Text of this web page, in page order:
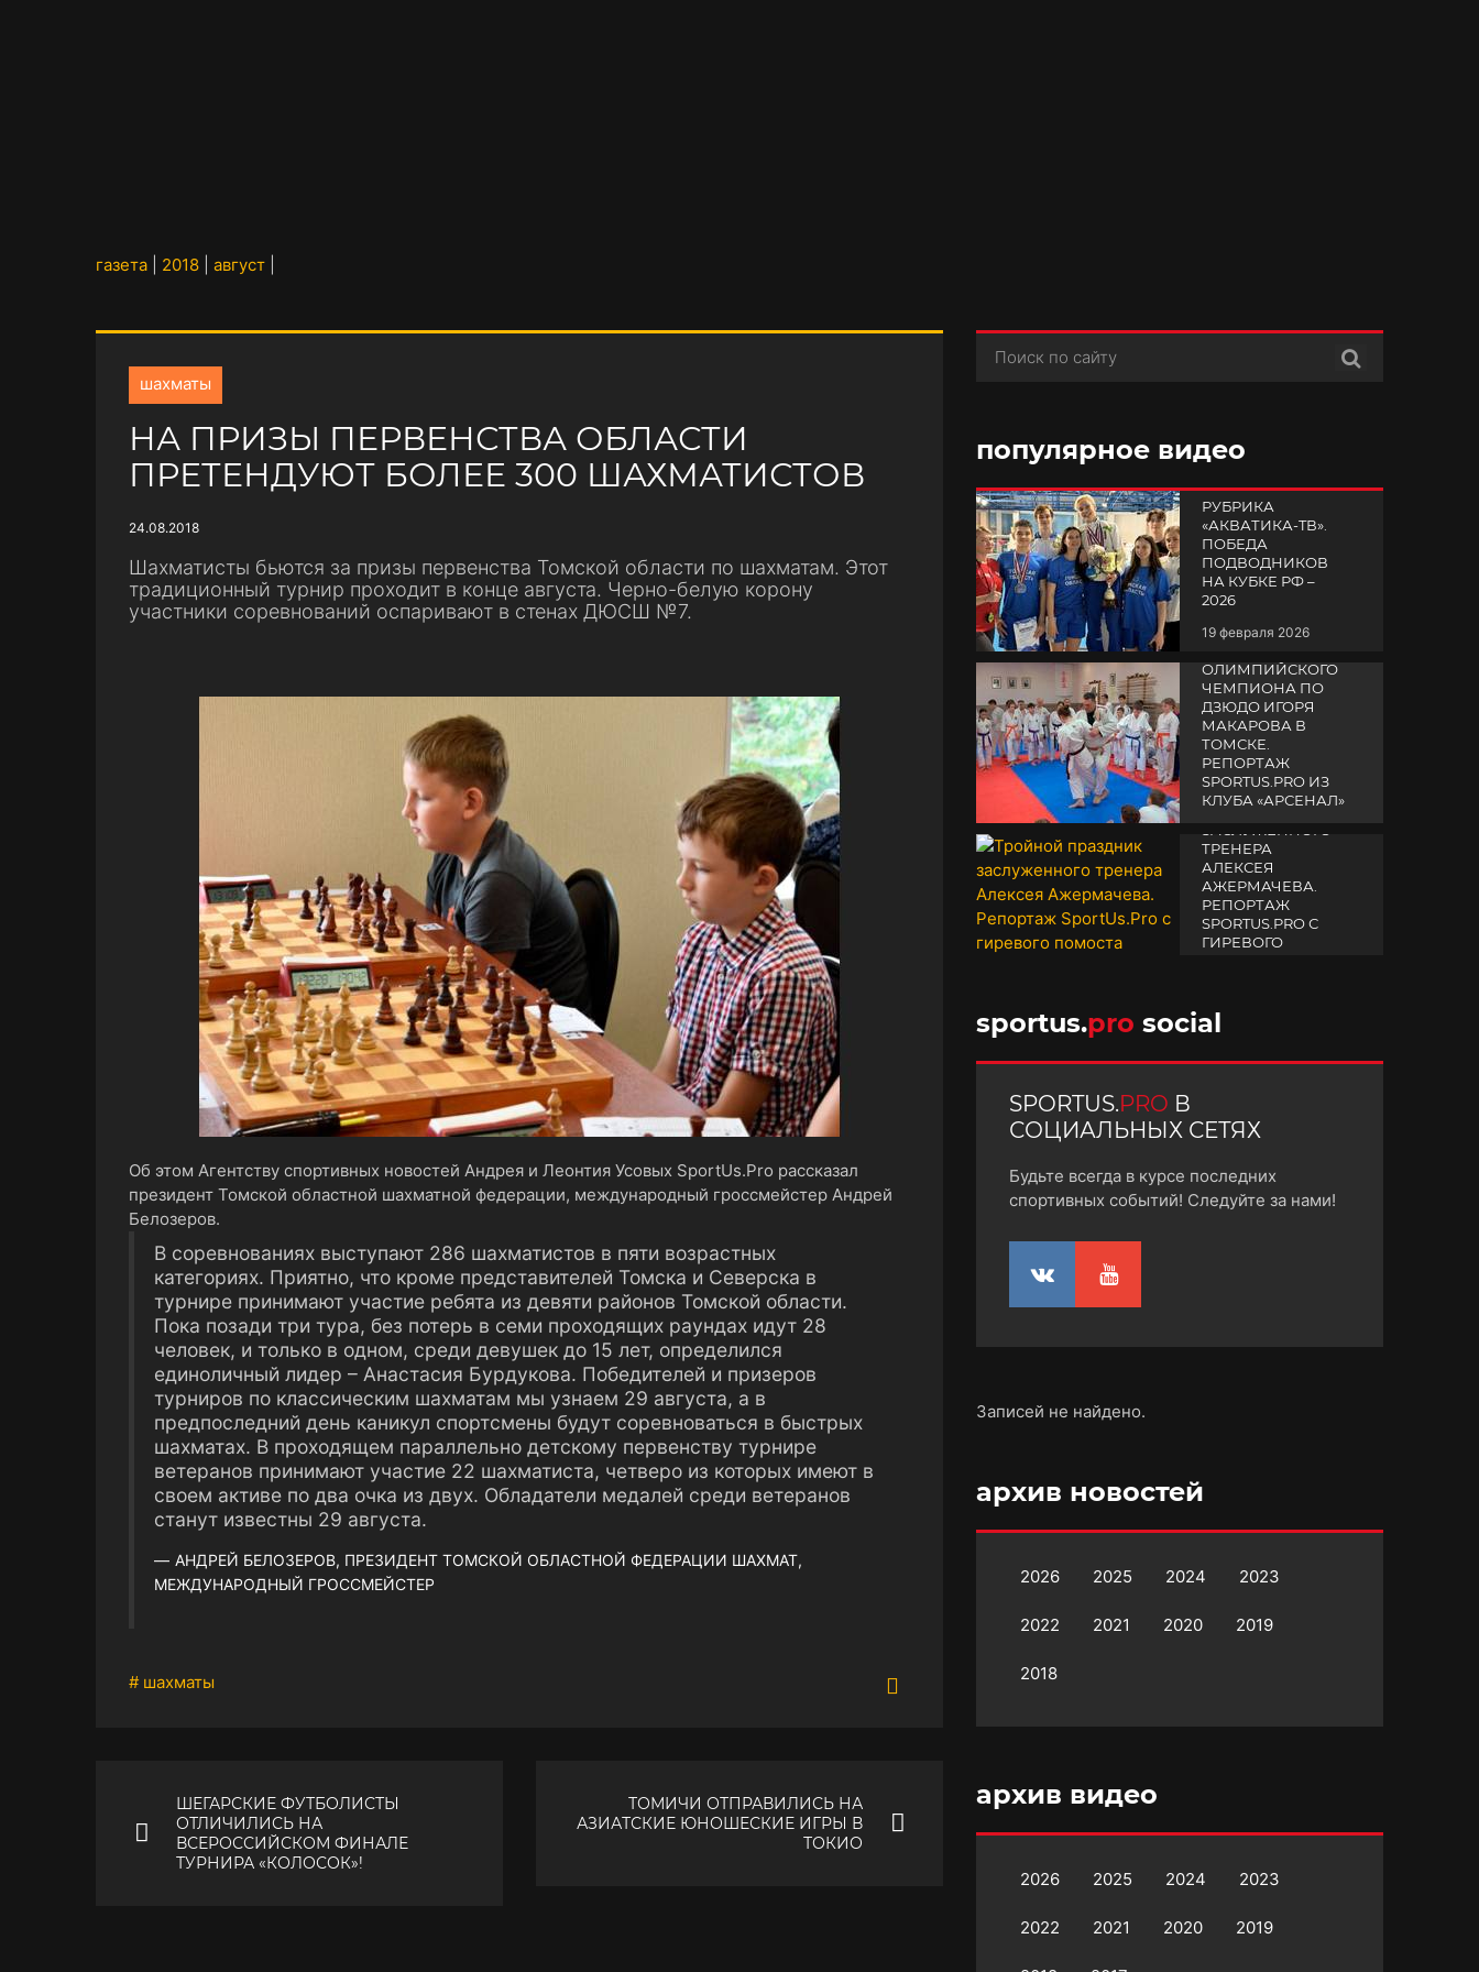
газета 2018 август
шахматы
НА ПРИЗЫ ПЕРВЕНСТВА ОБЛАСТИ
ПРЕТЕНДУЮТ БОЛЕЕ 300 ШАХМАТИСТОВ
24.08.2018
Шахматисты бьются за призы первенства Томской области по шахматам. Этот
традиционный турнир проходит в конце августа. Черно-белую корону
участники соревнований оспаривают в стенах ДЮСШ №7.
Об этом Агентству спортивных новостей Андрея и Леонтия Усовых SportUs.Рro рассказал
президент Томской областной шахматной федерации, международный гроссмейстер Андрей
Белозеров.
В соревнованиях выступают 286 шахматистов в пяти возрастных
категориях. Приятно, что кроме представителей Томска и Северска в
турнире принимают участие ребята из девяти районов Томской области.
Пока позади три тура, без потерь в семи проходящих раундах идут 28
человек, и только в одном, среди девушек до 15 лет, определился
единоличный лидер – Анастасия Бурдукова. Победителей и призеров
турниров по классическим шахматам мы узнаем 29 августа, а в
предпоследний день каникул спортсмены будут соревноваться в быстрых
шахматах. В проходящем параллельно детскому первенству турнире
ветеранов принимают участие 22 шахматиста, четверо из которых имеют в
своем активе по два очка из двух. Обладатели медалей среди ветеранов
станут известны 29 августа.
АНДРЕЙ БЕЛОЗЕРОВ, ПРЕЗИДЕНТ ТОМСКОЙ ОБЛАСТНОЙ ФЕДЕРАЦИИ ШАХМАТ,
МЕЖДУНАРОДНЫЙ ГРОССМЕЙСТЕР
# шахматы
ШЕГАРСКИЕ ФУТБОЛИСТЫ
ОТЛИЧИЛИСЬ НА
ВСЕРОССИЙСКОМ ФИНАЛЕ
ТУРНИРА «КОЛОСОК»!
ТОМИЧИ ОТПРАВИЛИСЬ НА
АЗИАТСКИЕ ЮНОШЕСКИЕ ИГРЫ В
ТОКИО
популярное видео
РУБРИКА
«АКВАТИКА-TВ».
ПОБЕДА
ПОДВОДНИКОВ
НА КУБКЕ РФ –
2026
19 февраля 2026
ОЛИМПИЙСКОГО
ЧЕМПИОНА ПО
ДЗЮДО ИГОРЯ
МАКАРОВА В
ТОМСКЕ.
РЕПОРТАЖ
SPORTUS.PRO ИЗ
КЛУБА «АРСЕНАЛ»
14 апреля 2025
ТРОЙНОЙ
ПРАЗДНИК
ТРЕНЕРА
АЛЕКСЕЯ
АЖЕРМАЧЕВА.
РЕПОРТАЖ
SPORTUS.PRO С
ГИРЕВОГО
sportus.pro social
SPORTUS.PRO В
СОЦИАЛЬНЫХ СЕТЯХ
Будьте всегда в курсе последних
спортивных событий! Следуйте за нами!
Записей не найдено.
архив новостей
2026 2025 2024 2023
2022 2021 2020 2019
2018
архив видео
2026 2025 2024 2023
2022 2021 2020 2019